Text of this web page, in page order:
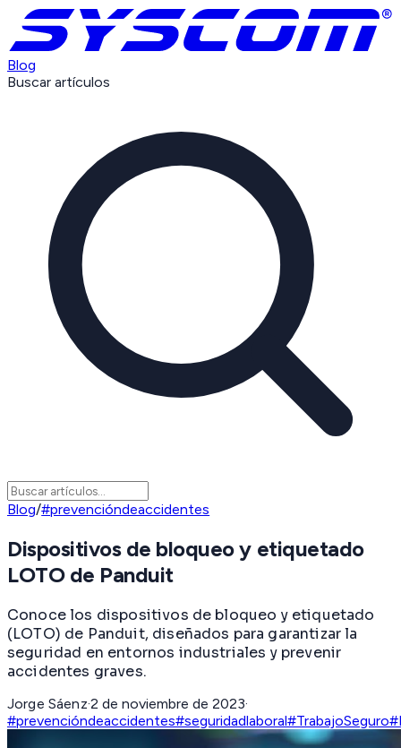
Blog
Buscar artículos
Blog/#prevencióndeaccidentes
Dispositivos de bloqueo y etiquetado
LOTO de Panduit
Conoce los dispositivos de bloqueo y etiquetado
(LOTO) de Panduit, diseñados para garantizar la
seguridad en entornos industriales y prevenir
accidentes graves.
Jorge Sáenz·2 de noviembre de 2023·
#prevencióndeaccidentes#seguridadlaboral#TrabajoSeguro